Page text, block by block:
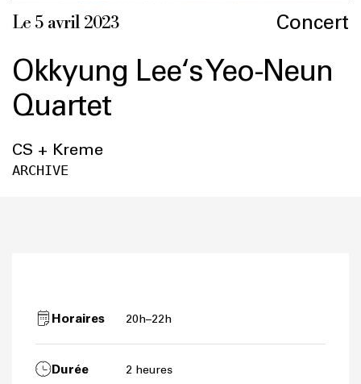
Le 5 avril 2023 Concert
Okkyung Lee‘s Yeo-Neun
Quartet
CS + Kreme
ARCHIVE
Horaires 20h–22h
Durée 2 heures